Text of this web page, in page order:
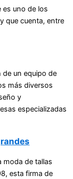
es uno de los
que cuenta, entre
de un equipo de
más diversos
y
especializadas
moda de tallas
esta firma de